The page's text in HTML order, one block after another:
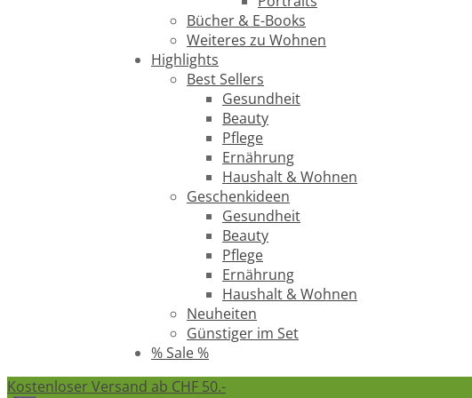
Bücher & E-Books
Weiteres zu Wohnen
Highlights
Best Sellers
Gesundheit
Beauty
Pflege
Ernährung
Haushalt & Wohnen
Geschenkideen
Gesundheit
Beauty
Pflege
Ernährung
Haushalt & Wohnen
Neuheiten
Günstiger im Set
% Sale %
Kostenloser Versand ab CHF 50.-